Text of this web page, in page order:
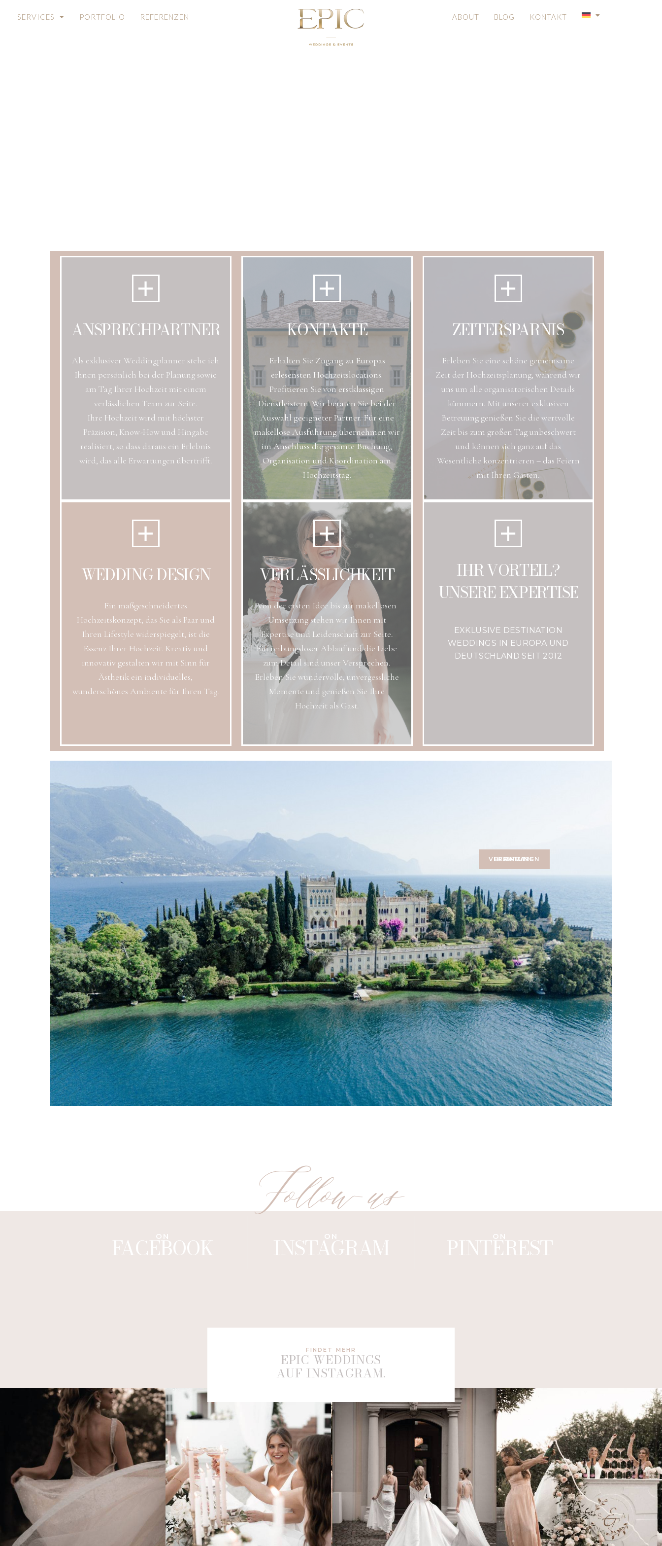
SERVICES PORTFOLIO REFERENZEN ABOUT BLOG KONTAKT
ANSPRECHPARTNER
Als exklusiver Weddingplanner stehe ich
Ihnen persönlich bei der Planung sowie
am Tag Ihrer Hochzeit mit einem
verlässlichen Team zur Seite.
Ihre Hochzeit wird mit höchster
Präzision, Know-How und Hingabe
realisiert, so dass daraus ein Erlebnis
wird, das alle Erwartungen übertrifft.
KONTAKTE
Erhalten Sie Zugang zu Europas
erlesensten Hochzeitslocations.
Profitieren Sie von erstklassigen
Dienstleistern. Wir beraten Sie bei der
Auswahl geeigneter Partner. Für eine
makellose Ausführung übernehmen wir
im Anschluss die gesamte Buchung,
Organisation und Koordination am
Hochzeitstag.
ZEITERSPARNIS
Erleben Sie eine schöne gemeinsame
Zeit der Hochzeitsplanung, während wir
uns um alle organisatorischen Details
kümmern. Mit unserer exklusiven
Betreuung genießen Sie die wertvolle
Zeit bis zum großen Tag unbeschwert
und können sich ganz auf das
Wesentliche konzentrieren – das Feiern
mit Ihren Gästen.
WEDDING DESIGN
Ein maßgeschneidertes
Hochzeitskonzept, das Sie als Paar und
Ihren Lifestyle widerspiegelt, ist die
Essenz Ihrer Hochzeit. Kreativ und
innovativ gestalten wir mit Sinn für
Ästhetik ein individuelles,
wunderschönes Ambiente für Ihren Tag.
VERLÄSSLICHKEIT
Von der ersten Idee bis zur makellosen
Umsetzung stehen wir Ihnen mit
Expertise und Leidenschaft zur Seite.
Ein reibungsloser Ablauf und die Liebe
zum Detail sind unser Versprechen.
Erleben Sie wundervolle, unvergessliche
Momente und genießen Sie Ihre
Hochzeit als Gast.
IHR VORTEIL?
UNSERE EXPERTISE
EXKLUSIVE DESTINATION
WEDDINGS IN EUROPA UND
DEUTSCHLAND SEIT 2012
JETZT BERATUNG VEREINBAREN
Follow us
ON
FACEBOOK ON
INSTAGRAM ON
PINTEREST
FINDET MEHR
EPIC WEDDINGS
AUF INSTAGRAM.